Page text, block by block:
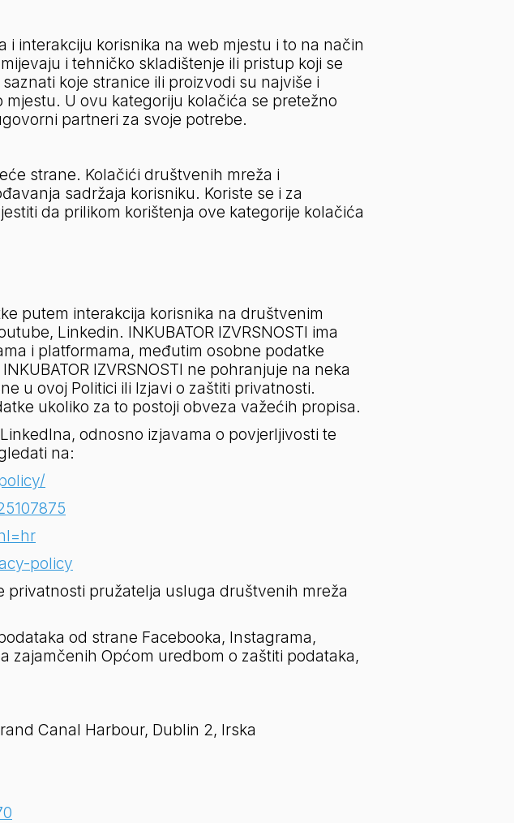
interakciju korisnika na web mjestu i to na način
i tehničko skladištenje ili pristup koji se
koje stranice ili proizvodi su najviše i
U ovu kategoriju kolačića se pretežno
partneri za svoje potrebe.
strane. Kolačići društvenih mreža i
sadržaja korisniku. Koriste se i za
da prilikom korištenja ove kategorije kolačića
putem interakcija korisnika na društvenim
Linkedin. INKUBATOR IZVRSNOSTI ima
i platformama, međutim osobne podatke
IZVRSNOSTI ne pohranjuje na neka
u ovoj Politici ili Izjavi o zaštiti privatnosti.
ukoliko za to postoji obveza važećih propisa.
odnosno izjavama o povjerljivosti te
na:
policy
privatnosti pružatelja usluga društvenih mreža
od strane Facebooka, Instagrama,
zajamčenih Općom uredbom o zaštiti podataka,
Canal Harbour, Dublin 2, Irska